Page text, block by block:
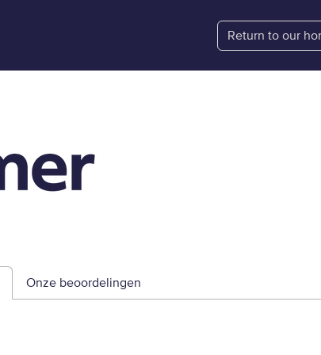
Return to our
Onze beoordelingen